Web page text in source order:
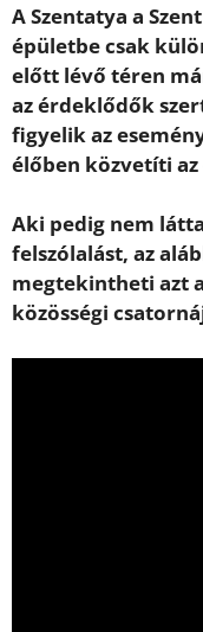
A Szentatya a
épületbe csak
előtt lévő téren
az érdeklődők
figyelik az
élőben közvetíti az
Aki pedig nem
felszólalást, az
megtekintheti azt
közösségi